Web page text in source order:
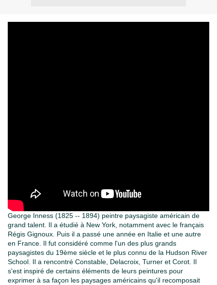
George Inness (1825 -- 1894) peintre paysagiste américain de
grand talent. Il a étudié à New York, notamment avec le français
Régis Gignoux. Puis il a passé une année en Italie et une autre
en France. Il fut considéré comme l'un des plus grands
paysagistes du 19ème siècle et le plus connu de la Hudson River
School. Il a rencontré Constable, Delacroix, Turner et Corot. Il
s'est inspiré de certains éléments de leurs peintures pour
exprimer à sa façon les paysages américains qu'il recomposait